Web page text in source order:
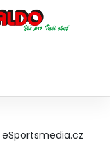
eSportsmedia.cz